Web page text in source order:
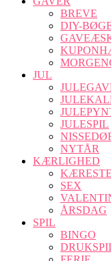
BREVE
DIY-
JUL
JULESPIL
NYTÅR
KÆRLIGHED
SEX
ÅRSDAG
SPIL
BINGO